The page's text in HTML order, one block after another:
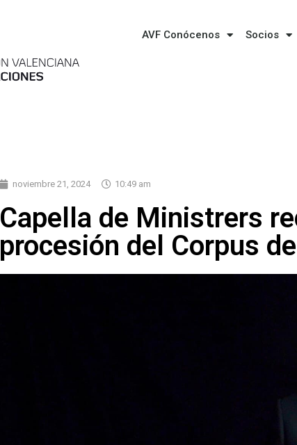
AVF Conócenos Socios
noviembre 21, 2024 10:49 am
Capella de Ministrers
procesión del Corpus